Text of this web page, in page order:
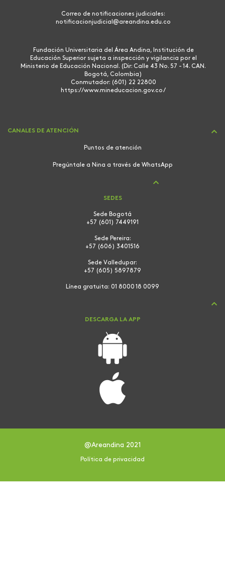
Correo de notificaciones judiciales:
notificacionjudicial@areandina.edu.co
Fundación Universitaria del Área Andina, Institución de
Educación Superior sujeta a inspección y vigilancia por el
Ministerio de Educación Nacional. (Dir: Calle 43 No. 57 - 14. CAN.
Bogotá, Colombia)
Conmutador: (601) 22 22800
https://www.mineducacion.gov.co/
CANALES DE ATENCIÓN
Puntos de atención
Pregúntale a Nina a través de WhatsApp
SEDES
Sede Bogotá
+57 (601) 7449191
Sede Pereira:
+57 (606) 3401516
Sede Valledupar:
+57 (605) 5897879
Línea gratuita: 01 8000 18 0099
DESCARGA LA APP
@Areandina 2021
Política de privacidad